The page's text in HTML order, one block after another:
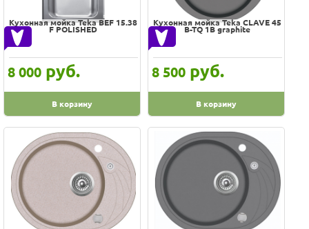
Polaris
Polygran
RESPECTA
ROSSINKA (AF)
ROSSINKA (K)
ROSSINKA (KA)
ROSSINKA (КА)
Кухонная мойка Teka BEF 15.38
F POLISHED
8 000 руб.
В корзину
Кухонная мойка Teka CLAVE 45
B-TQ 1B graphite
8 500 руб.
В корзину